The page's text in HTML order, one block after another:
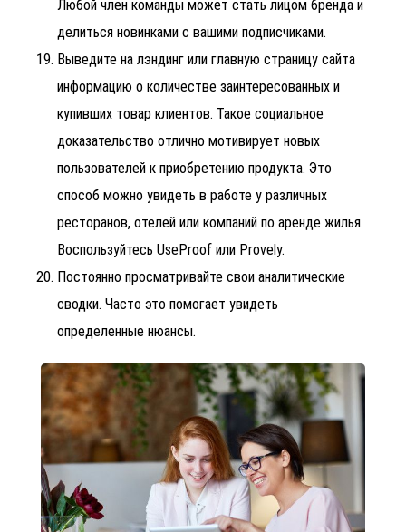
Любой член команды может стать лицом бренда и
делиться новинками с вашими подписчиками.
Выведите на лэндинг или главную страницу сайта
информацию о количестве заинтересованных и
купивших товар клиентов. Такое социальное
доказательство отлично мотивирует новых
пользователей к приобретению продукта. Это
способ можно увидеть в работе у различных
ресторанов, отелей или компаний по аренде жилья.
Воспользуйтесь UseProof или Provely.
Постоянно просматривайте свои аналитические
сводки. Часто это помогает увидеть
определенные нюансы.